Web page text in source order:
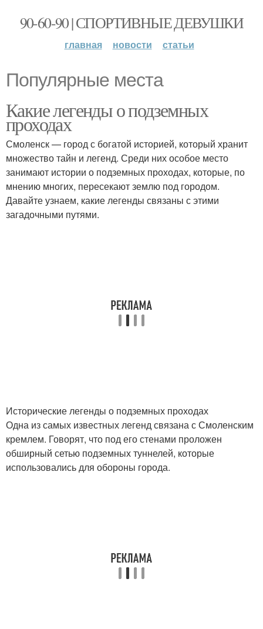
90-60-90 | СПОРТИВНЫЕ ДЕВУШКИ
главная новости статьи
Популярные места
Какие легенды о подземных
проходах
Смоленск — город с богатой историей, который хранит
множество тайн и легенд. Среди них особое место
занимают истории о подземных проходах, которые, по
мнению многих, пересекают землю под городом.
Давайте узнаем, какие легенды связаны с этими
загадочными путями.
Исторические легенды о подземных проходах
Одна из самых известных легенд связана с Смоленским
кремлем. Говорят, что под его стенами проложен
обширный сетью подземных туннелей, которые
использовались для обороны города.